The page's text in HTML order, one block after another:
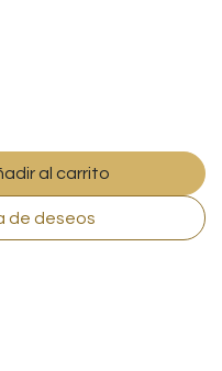
al carrito
de deseos